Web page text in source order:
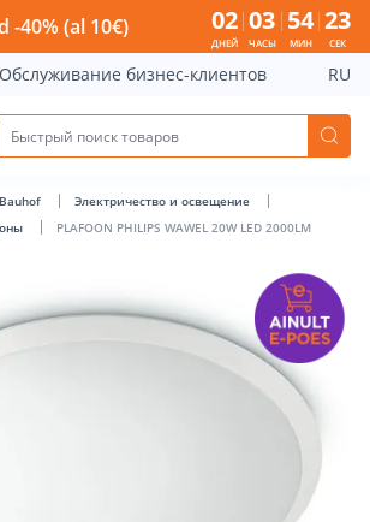
20W LED 2000LM - Bauhof has
-40% (al 10€) 02
ДНЕЙ
03
ЧАСЫ
54
МИН
22
СЕК
Обслуживание бизнес-клиентов RU
Электричество и освещение
PLAFOON PHILIPS WAWEL 20W LED 2000LM